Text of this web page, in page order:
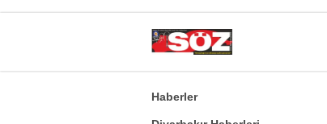
Haberler